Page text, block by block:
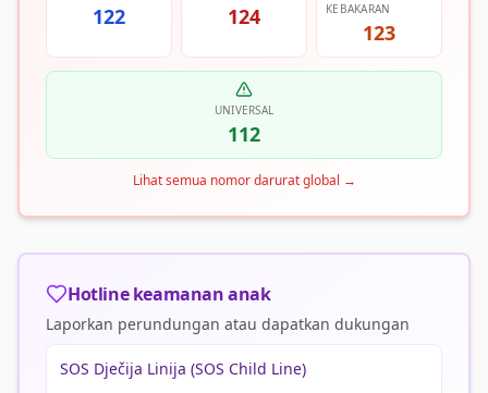
122 124
KEBAKARAN
123
UNIVERSAL
112
Lihat semua nomor darurat global →
Hotline keamanan anak
Laporkan perundungan atau dapatkan dukungan
SOS Dječija Linija (SOS Child Line)